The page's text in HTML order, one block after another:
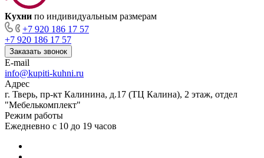
Кухни по индивидуальным размерам
+7 920 186 17 57
+7 920 186 17 57
Заказать звонок
E-mail
info@kupiti-kuhni.ru
Адрес
г. Тверь, пр-кт Калинина, д.17 (ТЦ Калина), 2 этаж, отдел
"Мебелькомплект"
Режим работы
Ежедневно с 10 до 19 часов